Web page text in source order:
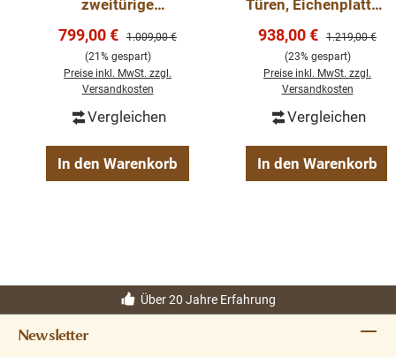
zweitürige
Mittelbrett -
Perfekte Harmonie
Verkaufspreis:
799,00 € Regulärer Preis:
1.009,00 €
(21% gespart)
Preise inkl. MwSt. zzgl.
Versandkosten
Vergleichen
In den Warenkorb
Türen, Eichenplatte -
Verkaufspreis:
938,00 € Regulärer
1.219,00 €
(23% gespart)
Preise inkl. MwSt. zzgl.
Versandkosten
Vergleichen
In den Warenkorb
Über 20 Jahre Erfahrung
Newsletter